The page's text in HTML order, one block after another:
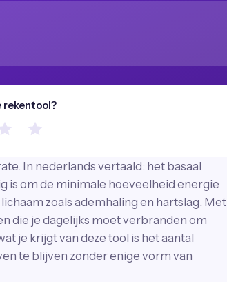
rekentool?
In nederlands vertaald: het basaal
is om de minimale hoeveelheid energie
zoals ademhaling en hartslag. Met
die je dagelijks moet verbranden om
je krijgt van deze tool is het aantal
te blijven zonder enige vorm van